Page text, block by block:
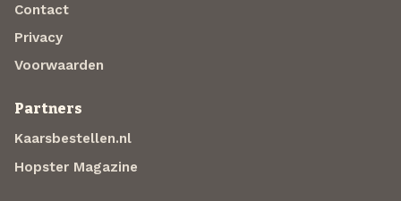
Contact
Privacy
Voorwaarden
Partners
Kaarsbestellen.nl
Hopster Magazine